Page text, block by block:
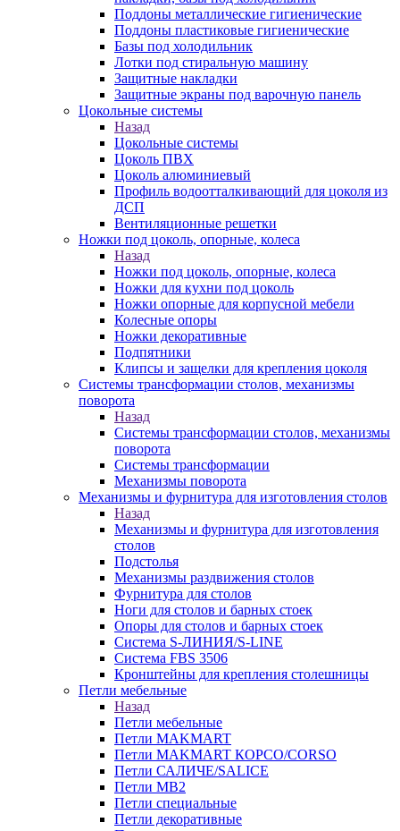
Поддоны металлические гигиенические
Поддоны пластиковые гигиенические
Базы под холодильник
Лотки под стиральную машину
Защитные накладки
Защитные экраны под варочную панель
Цокольные системы
Назад
Цокольные системы
Цоколь ПВХ
Цоколь алюминиевый
Профиль водоотталкивающий для цоколя из
ДСП
Вентиляционные решетки
Ножки под цоколь, опорные, колеса
Назад
Ножки под цоколь, опорные, колеса
Ножки для кухни под цоколь
Ножки опорные для корпусной мебели
Колесные опоры
Ножки декоративные
Подпятники
Клипсы и защелки для крепления цоколя
Системы трансформации столов, механизмы
поворота
Назад
Системы трансформации столов, механизмы
поворота
Системы трансформации
Механизмы поворота
Механизмы и фурнитура для изготовления столов
Назад
Механизмы и фурнитура для изготовления
столов
Подстолья
Механизмы раздвижения столов
Фурнитура для столов
Ноги для столов и барных стоек
Опоры для столов и барных стоек
Система S-ЛИНИЯ/S-LINE
Система FBS 3506
Кронштейны для крепления столешницы
Петли мебельные
Назад
Петли мебельные
Петли MAKMART
Петли MAKMART КОРСО/CORSO
Петли САЛИЧЕ/SALICE
Петли MB2
Петли специальные
Петли декоративные